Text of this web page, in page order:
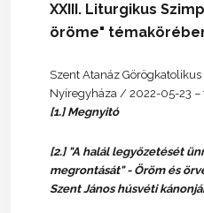
XXIII. Liturgikus
öröme"
Szent Atanáz
Nyíregyháza / 2022-05-23 –
[1.] Megnyitó
[2.] "A halál legyőzetését
megrontását" - Öröm és
Szent János húsvéti